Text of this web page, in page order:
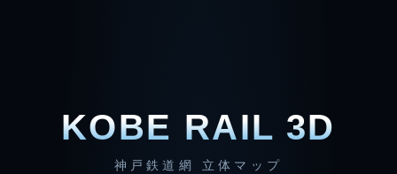
KOBE RAIL 3D
神戸鉄道網 立体マップ